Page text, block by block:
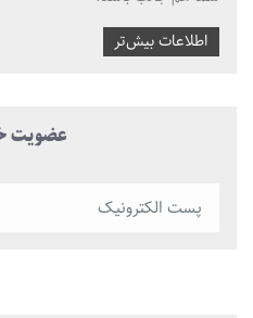
اطلاعات بیش‌تر
عضویت